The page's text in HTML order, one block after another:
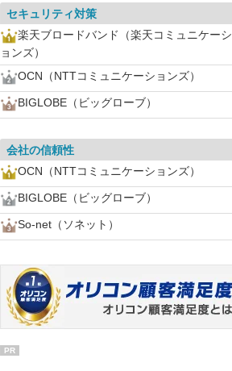
セキュリティ対策
楽天ブロードバンド（楽天コミュニケーシ
ョンズ）
OCN（NTTコミュニケーションズ）
BIGLOBE（ビッグローブ）
会社の信頼性
OCN（NTTコミュニケーションズ）
BIGLOBE（ビッグローブ）
So-net（ソネット）
PR